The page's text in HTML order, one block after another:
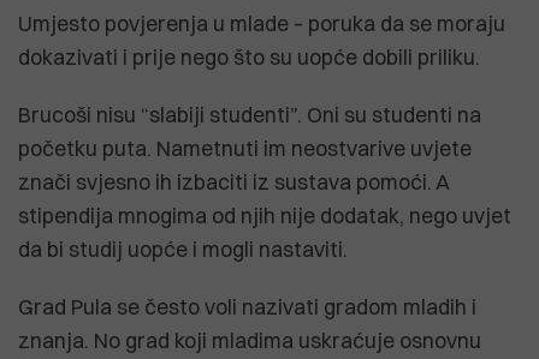
Umjesto povjerenja u mlade – poruka da se moraju
dokazivati i prije nego što su uopće dobili priliku.
Brucoši nisu “slabiji studenti”. Oni su studenti na
početku puta. Nametnuti im neostvarive uvjete
znači svjesno ih izbaciti iz sustava pomoći. A
stipendija mnogima od njih nije dodatak, nego uvjet
da bi studij uopće i mogli nastaviti.
Grad Pula se često voli nazivati gradom mladih i
znanja. No grad koji mladima uskraćuje osnovnu